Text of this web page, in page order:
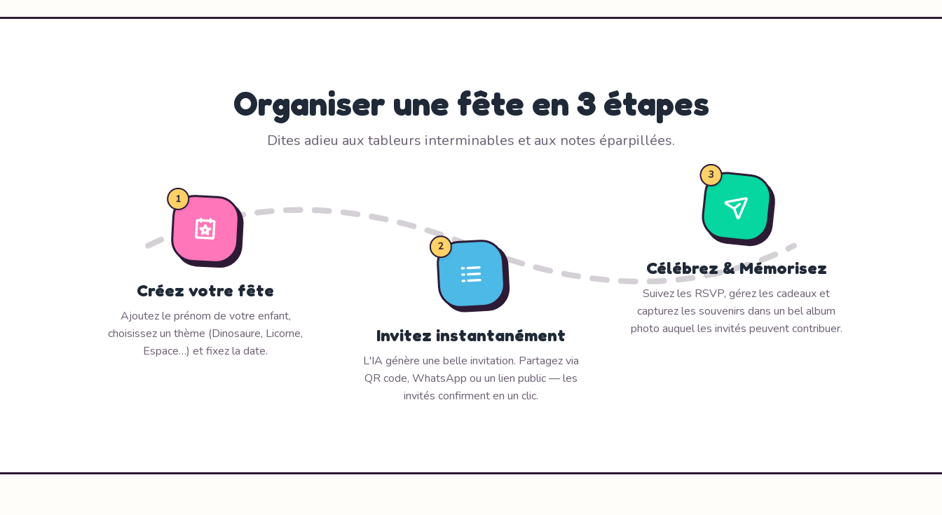
Organiser une fête en 3 étapes
Dites adieu aux tableurs interminables et aux notes éparpillées.
1
Créez votre fête
Ajoutez le prénom de votre enfant,
choisissez un thème (Dinosaure, Licorne,
Espace…) et fixez la date.
2
Invitez instantanément
L'IA génère une belle invitation. Partagez via
QR code, WhatsApp ou un lien public — les
invités confirment en un clic.
3
Célébrez & Mémorisez
Suivez les RSVP, gérez les cadeaux et
capturez les souvenirs dans un bel album
photo auquel les invités peuvent contribuer.